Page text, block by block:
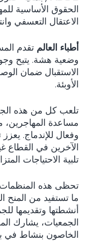
الحقوق الأساسية
الاعتقال التعسفي
أطباء العالم تقدم
وضعية هشة. يتيح
الاستقبال ضمان
الأوبئة.
تلعب كل من هذه
مساعدة
وفعال للإندماج. يعزز
الآخرين في القطاع
تلبية الاحتياجات
تحظى هذه المنظمات
ما تستفيد من المنح
أنشطتها وتقديمها
الجمعيات، يشارك
الخاصون بنشاط في